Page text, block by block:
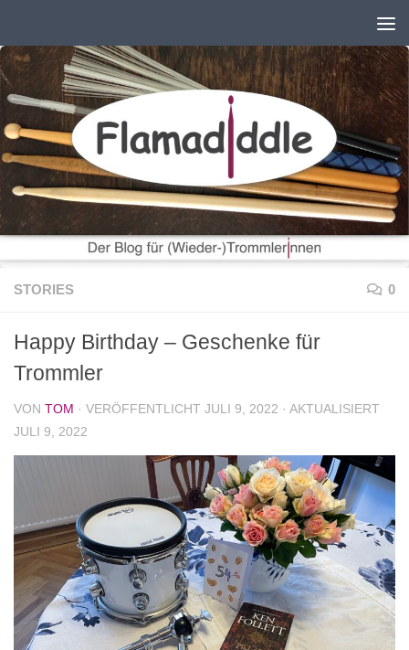
STORIES 0
Happy Birthday – Geschenke für
Trommler
VON TOM · VERÖFFENTLICHT JULI 9, 2022 · AKTUALISIERT
JULI 9, 2022